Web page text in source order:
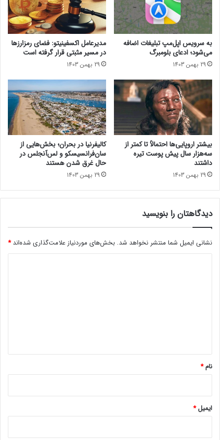
ه
م
ه
آ
ی
ف
و
ن‌
ه
ا
ص
ب
د
ه
ا
ت
؟
د
ر
ا
س
ن
پ
؛
«
د
ر
و
ت
پ
ی
ت
ز
ر
ا
به سرویس اپل‌مپ تبلیغات اضافه
می‌شود؛ ادعای بلومبرگ
29 بهمن 1403
مدیرعامل اکسفینیتو:‌ فضای رمزارزها
در مسیر مثبتی قرار گرفته است
29 بهمن 1403
بیشتر اروپایی‌ها احتمالاً تا کمتر از
سه‌هزار سال پیش پوست تیره
داشتند
29 بهمن 1403
کالیفرنیا در بحران؛ بخش‌هایی از
سان‌فرانسیسکو و لس‌آنجلس در
حال غرق شدن هستند
29 بهمن 1403
دیدگاهتان را بنویسید
نشانی ایمیل شما منتشر نخواهد شد. بخش‌های موردنیاز علامت‌گذاری شده‌اند*
نام*
ایمیل*